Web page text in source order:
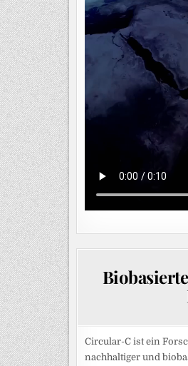
Circular-C ist ein
nachhaltiger und